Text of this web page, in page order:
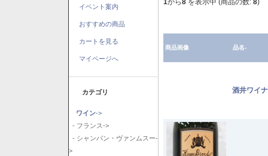
イベント案内
おすすめの商品
カートを見る
マイページへ
カテゴリ
ワイン->
- フランス->
- シャンパン・ヴァンムスー-
>
商品画像 品名-
酒井ワイ